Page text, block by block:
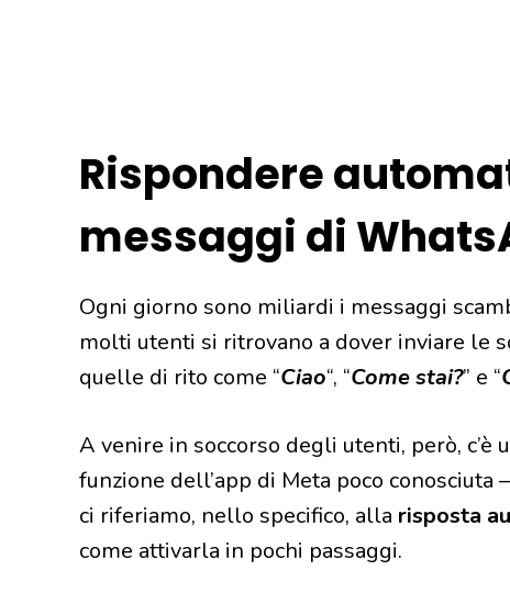
Rispondere
messaggi di
Ogni giorno sono miliardi i messaggi
molti utenti si ritrovano a dover inviare le
quelle di rito come “Ciao“, “Come stai?” e “
A venire in soccorso degli utenti, però, c’è
funzione dell’app di Meta poco
ci riferiamo, nello specifico, alla risposta
come attivarla in pochi passaggi.